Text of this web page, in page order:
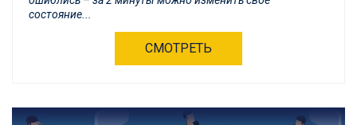
состояние...
СМОТРЕТЬ